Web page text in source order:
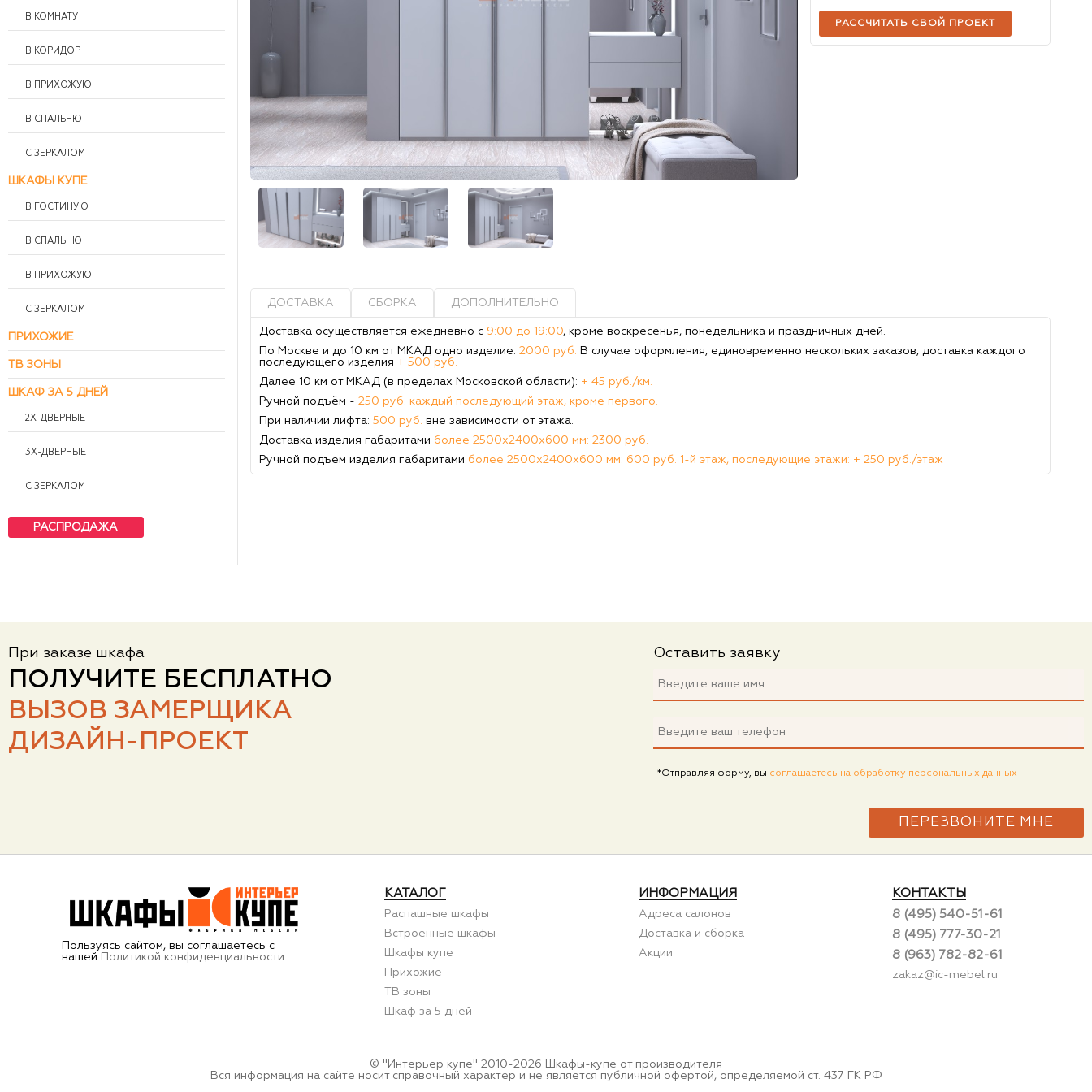
РАССЧИТАТЬ СВОЙ ПРОЕКТ
ДОСТАВКА СБОРКА ДОПОЛНИТЕЛЬНО
Доставка осуществляется ежедневно с 9:00 до 19:00, кроме воскресенья, понедельника и праздничных дней.
По Москве и до 10 км от МКАД одно изделие: 2000 руб. В случае оформления, единовременно нескольких заказов, доставка каждого
последующего изделия + 500 руб.
Далее 10 км от МКАД (в пределах Московской области): + 45 руб./км.
Ручной подъём - 250 руб. каждый последующий этаж, кроме первого.
При наличии лифта: 500 руб. вне зависимости от этажа.
Доставка изделия габаритами более 2500х2400х600 мм: 2300 руб.
Ручной подъем изделия габаритами более 2500х2400х600 мм: 600 руб. 1-й этаж, последующие этажи: + 250 руб./этаж
В КОМНАТУ
В КОРИДОР
В ПРИХОЖУЮ
В СПАЛЬНЮ
С ЗЕРКАЛОМ
ШКАФЫ КУПЕ
В ГОСТИНУЮ
В СПАЛЬНЮ
В ПРИХОЖУЮ
С ЗЕРКАЛОМ
ПРИХОЖИЕ
ТВ ЗОНЫ
ШКАФ ЗА 5 ДНЕЙ
2Х-ДВЕРНЫЕ
3Х-ДВЕРНЫЕ
С ЗЕРКАЛОМ
РАСПРОДАЖА
При заказе шкафа
ПОЛУЧИТЕ БЕСПЛАТНО
ВЫЗОВ ЗАМЕРЩИКА
ДИЗАЙН-ПРОЕКТ
Оставить заявку
*Отправляя форму, вы соглашаетесь на обработку персональных данных
Пользуясь сайтом, вы соглашаетесь с
нашей Политикой конфиденциальности.
КАТАЛОГ
Распашные шкафы
Встроенные шкафы
Шкафы купе
Прихожие
ТВ зоны
Шкаф за 5 дней
ИНФОРМАЦИЯ
Адреса салонов
Доставка и сборка
Акции
КОНТАКТЫ
8 (495) 540-51-61
8 (495) 777-30-21
8 (963) 782-82-61
zakaz@ic-mebel.ru
© "Интерьер купе" 2010-2026 Шкафы-купе от производителя
Вся информация на сайте носит справочный характер и не является публичной офертой, определяемой ст. 437 ГК РФ